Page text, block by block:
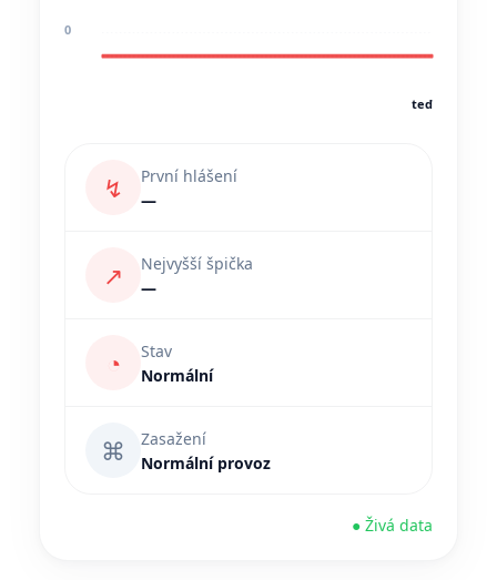
0
teď
↯
První hlášení
—
↗
Nejvyšší špička
—
◔
Stav
Normální
⌘
Zasažení
Normální provoz
● Živá data